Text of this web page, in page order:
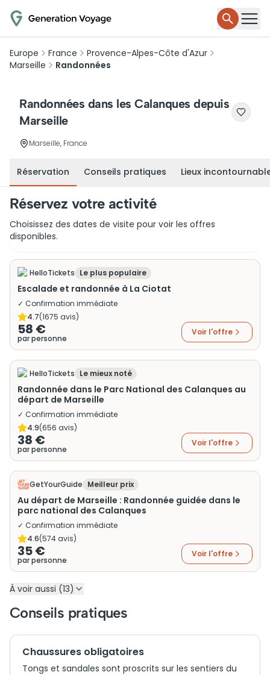
Europe France
Provence-Alpes-Côte d'Azur
Marseille
Randonnées
Randonnées dans les Calanques depuis
Marseille
Marseille, France
Réservation Conseils pratiques Lieux
Réservez votre activité
Choisissez des dates de visite pour voir les offres
disponibles.
HelloTickets Le plus populaire
Escalade et randonnée à La Ciotat
✓ Confirmation immédiate
4.7(1675 avis)
58 €
par personne
Voir l'offre
HelloTickets Le mieux noté
Randonnée dans le Parc National des Calanques au
départ de Marseille
✓ Confirmation immédiate
4.9(656 avis)
38 €
par personne
Voir l'offre
GetYourGuide Meilleur prix
Au départ de Marseille : Randonnée guidée dans le
parc national des Calanques
✓ Confirmation immédiate
4.6(574avis)
35 €
par personne
Voir l'offre
À voir aussi (13)
Conseils pratiques
Chaussures obligatoires
Tongs et sandales sont proscrits sur les sentiers du